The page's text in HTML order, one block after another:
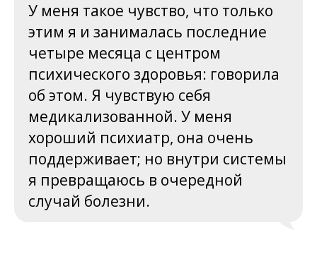
У меня такое чувство, что только
этим я и занималась последние
четыре месяца с центром
психического здоровья: говорила
об этом. Я чувствую себя
медикализованной. У меня
хороший психиатр, она очень
поддерживает; но внутри системы
я превращаюсь в очередной
случай болезни.